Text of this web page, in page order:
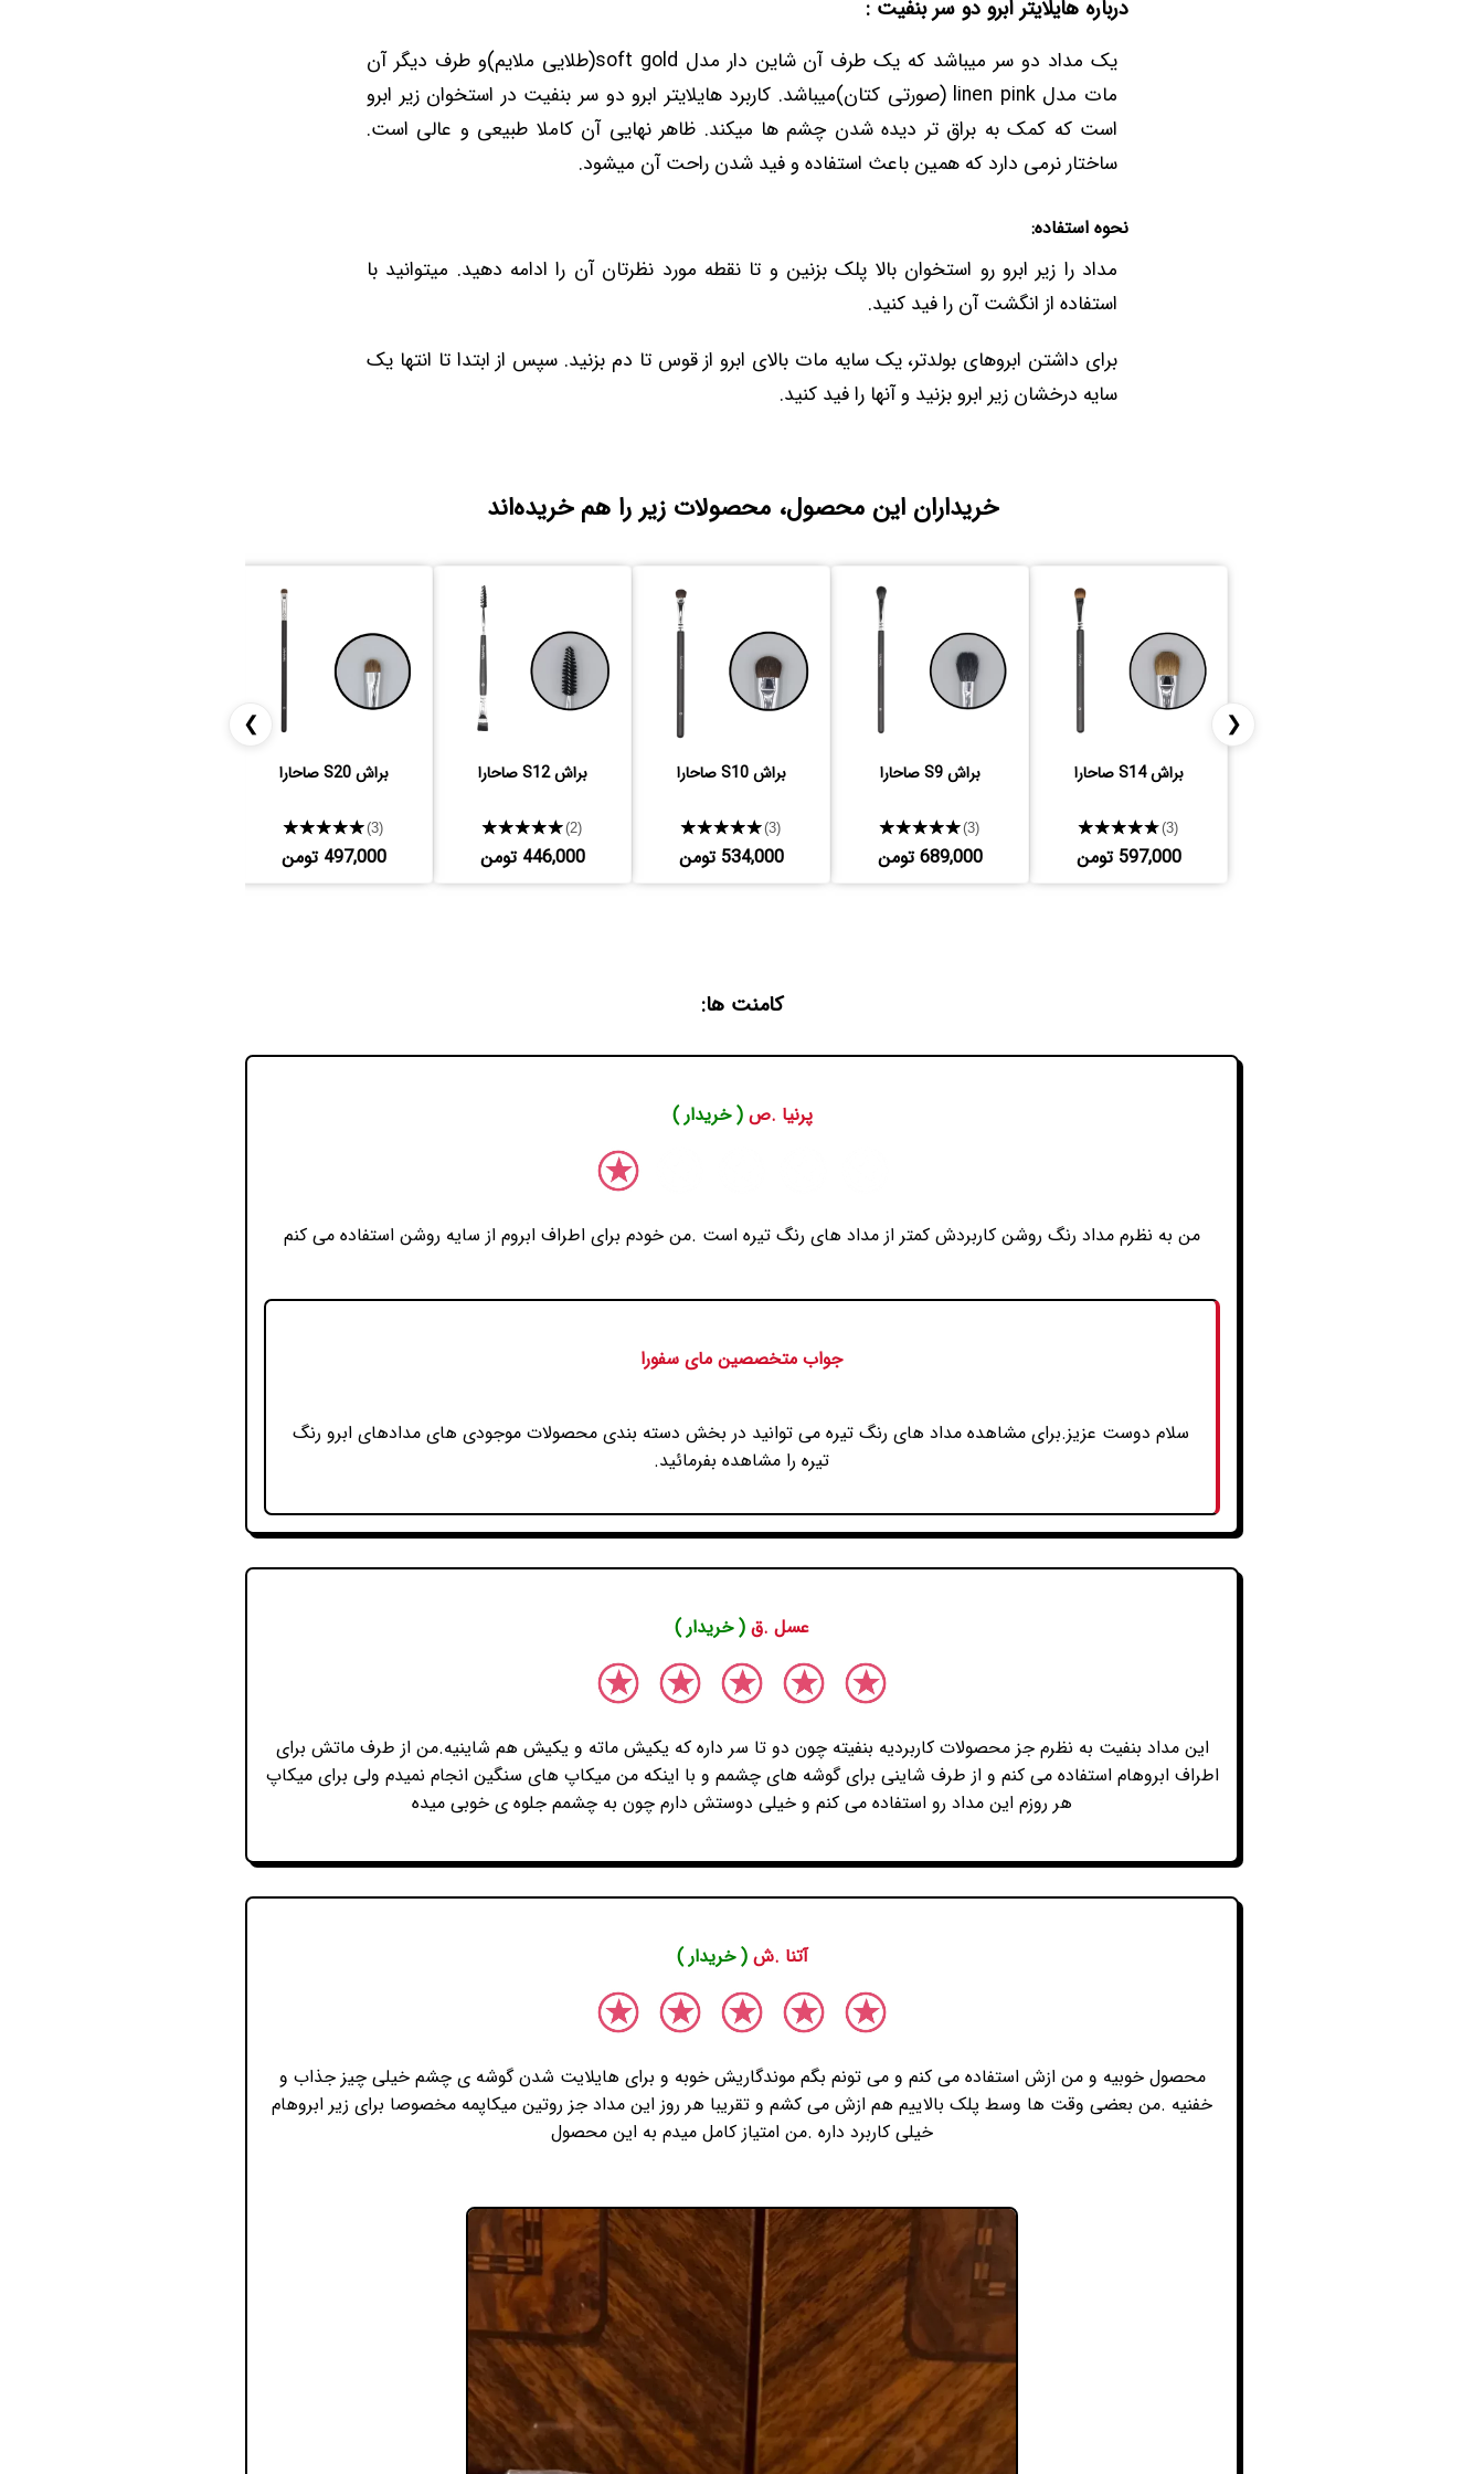
درباره هایلایتر ابرو دو سر بنفیت :
یک مداد دو سر میباشد که یک طرف آن شاین دار مدل soft gold(طلایی ملایم)و طرف دیگر آن
مات مدل linen pink (صورتی کتان)میباشد. کاربرد هایلایتر ابرو دو سر بنفیت در استخوان زیر ابرو
است که کمک به براق تر دیده شدن چشم ها میکند. ظاهر نهایی آن کاملا طبیعی و عالی است.
ساختار نرمی دارد که همین باعث استفاده و فید شدن راحت آن میشود.
نحوه استفاده:
مداد را زیر ابرو رو استخوان بالا پلک بزنین و تا نقطه مورد نظرتان آن را ادامه دهید. میتوانید با
استفاده از انگشت آن را فید کنید.
برای داشتن ابروهای بولدتر، یک سایه مات بالای ابرو از قوس تا دم بزنید. سپس از ابتدا تا انتها یک
سایه درخشان زیر ابرو بزنید و آنها را فید کنید.
خریداران این محصول، محصولات زیر را هم خریده‌اند
❮
براش S14 صاحارا
★★★★★(3)
597,000 تومن
براش S9 صاحارا
★★★★★(3)
689,000 تومن
براش S10 صاحارا
★★★★★(3)
534,000 تومن
براش S12 صاحارا
★★★★★(2)
446,000 تومن
براش S20 صاحارا
★★★★★(3)
497,000 تومن
❯
کامنت ها:
پرنیا .ص( خریدار )
من به نظرم مداد رنگ روشن کاربردش کمتر از مداد های رنگ تیره است .من خودم برای اطراف ابروم از سایه روشن استفاده می کنم
جواب متخصصین مای سفورا
سلام دوست عزیز.برای مشاهده مداد های رنگ تیره می توانید در بخش دسته بندی محصولات موجودی های مدادهای ابرو رنگ
تیره را مشاهده بفرمائید.
عسل .ق ( خریدار )
این مداد بنفیت به نظرم جز محصولات کاربردیه بنفیته چون دو تا سر داره که یکیش ماته و یکیش هم شاینیه.من از طرف ماتش برای
اطراف ابروهام استفاده می کنم و از طرف شاینی برای گوشه های چشمم و با اینکه من میکاپ های سنگین انجام نمیدم ولی برای میکاپ
هر روزم این مداد رو استفاده می کنم و خیلی دوستش دارم چون به چشمم جلوه ی خوبی میده
آتنا .ش( خریدار )
محصول خوبیه و من ازش استفاده می کنم و می تونم بگم موندگاریش خوبه و برای هایلایت شدن گوشه ی چشم خیلی چیز جذاب و
خفنیه .من بعضی وقت ها وسط پلک بالاییم هم ازش می کشم و تقریبا هر روز این مداد جز روتین میکاپمه مخصوصا برای زیر ابروهام
خیلی کاربرد داره .من امتیاز کامل میدم به این محصول